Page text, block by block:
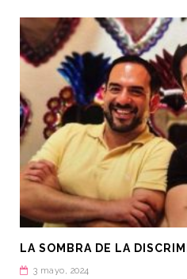
3 mayo, 2024